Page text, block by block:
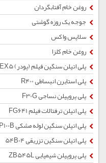
روغن خام آفتابگردان
جوجه یک روزه گوشتی
سلاپس واکس
روغن خام کلزا
پلی اتیلن سنگین فیلم (پودر) EX5
پلی استایرن انبساطی R400
پلی پروپیلن نساجی F30G
پلی اتیلن ترفتالات فیلم FG641
پلی اتیلن سنگین لوله مشکی CRP100B
پلی اتیلن سنگین تزریقی 54B04
پلی پروپیلن شیمیایی ZB545L